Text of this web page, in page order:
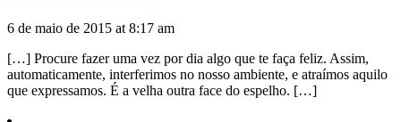
6 de maio de 2015 at 8:17 am
[…] Procure fazer uma vez por dia algo que te faça feliz. Assim,
automaticamente, interferimos no nosso ambiente, e atraímos aquilo
que expressamos. É a velha outra face do espelho. […]